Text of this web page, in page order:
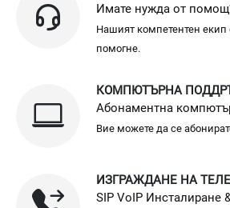
Имате нужда от
Нашият компетентен екип
помогне.
КОМПЮТЪРНА
Абонаментна
Вие можете да се
ИЗГРАЖДАНЕ НА
SIP VoIP Инсталиране